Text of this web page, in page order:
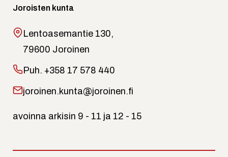
Joroisten kunta
Lentoasemantie 130,
79600 Joroinen
Puh. +358 17 578 440
joroinen.kunta@joroinen.fi
avoinna arkisin 9 - 11 ja 12 - 15